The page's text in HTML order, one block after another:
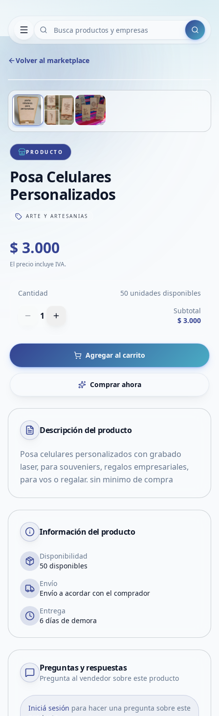
Buscar
Volver al marketplace
1/3
PRODUCTO
Posa Celulares
Personalizados
ARTE Y ARTESANIAS
$ 3.000
El precio incluye IVA.
Cantidad 50 unidades disponibles
1
Subtotal
$ 3.000
Agregar al carrito
Comprar ahora
Descripción del producto
Posa celulares personalizados con grabado
laser, para souveniers, regalos empresariales,
para vos o regalar. sin minimo de compra
Información del producto
Disponibilidad
50 disponibles
Envío
Envío a acordar con el comprador
Entrega
6 días de demora
Preguntas y respuestas
Pregunta al vendedor sobre este producto
Iniciá sesión para hacer una pregunta sobre este